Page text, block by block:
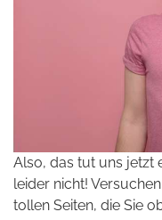
Also, das tut uns jetzt
leider nicht!
tollen Seiten, die Sie